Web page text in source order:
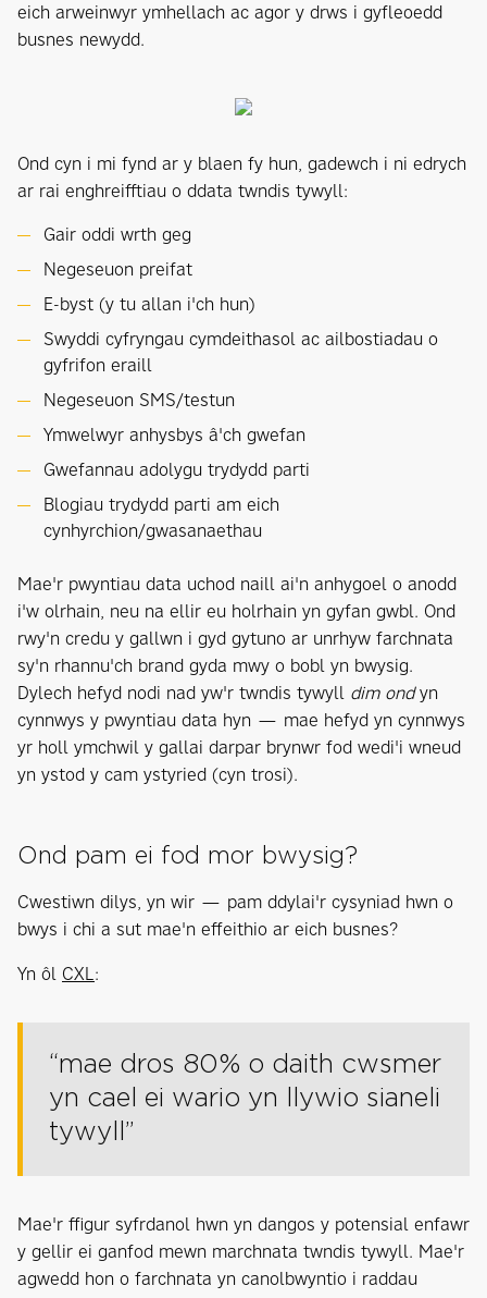
eich arweinwyr ymhellach ac agor y drws i gyfleoedd
busnes newydd.
Ond cyn i mi fynd ar y blaen fy hun, gadewch i ni edrych
ar rai enghreifftiau o ddata twndis tywyll:
Gair oddi wrth geg
Negeseuon preifat
E-byst (y tu allan i'ch hun)
Swyddi cyfryngau cymdeithasol ac ailbostiadau o
gyfrifon eraill
Negeseuon SMS/testun
Ymwelwyr anhysbys â'ch gwefan
Gwefannau adolygu trydydd parti
Blogiau trydydd parti am eich
cynhyrchion/gwasanaethau
Mae'r pwyntiau data uchod naill ai'n anhygoel o anodd
i'w olrhain, neu na ellir eu holrhain yn gyfan gwbl. Ond
rwy'n credu y gallwn i gyd gytuno ar unrhyw farchnata
sy'n rhannu'ch brand gyda mwy o bobl yn bwysig.
Dylech hefyd nodi nad yw'r twndis tywyll dim ondyn
cynnwys y pwyntiau data hyn — mae hefyd yn cynnwys
yr holl ymchwil y gallai darpar brynwr fod wedi'i wneud
yn ystod y cam ystyried (cyn trosi).
Ond pam ei fod mor bwysig?
Cwestiwn dilys, yn wir — pam ddylai'r cysyniad hwn o
bwys i chi a sut mae'n effeithio ar eich busnes?
Yn ôl CXL:
“mae dros 80% o daith cwsmer
yn cael ei wario yn llywio sianeli
tywyll”
Mae'r ffigur syfrdanol hwn yn dangos y potensial enfawr
y gellir ei ganfod mewn marchnata twndis tywyll. Mae'r
agwedd hon o farchnata yn canolbwyntio i raddau